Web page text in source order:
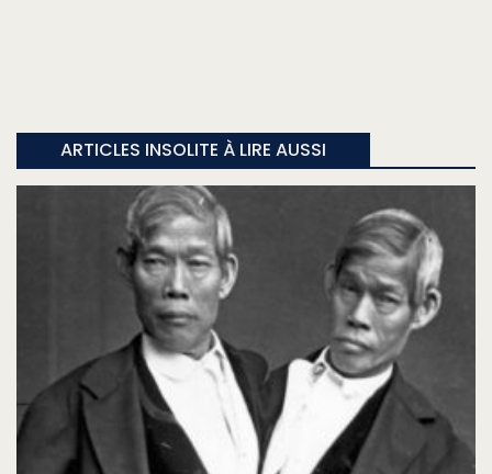
ARTICLES INSOLITE À LIRE AUSSI